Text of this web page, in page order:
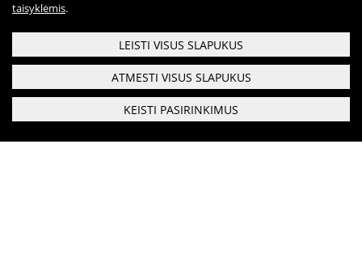
taisyklėmis.
LEISTI VISUS SLAPUKUS
ATMESTI VISUS SLAPUKUS
KEISTI PASIRINKIMUS